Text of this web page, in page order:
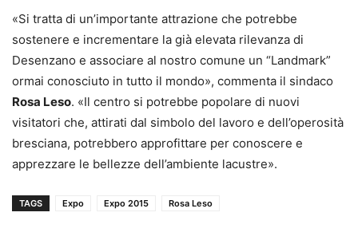
«Si tratta di un’importante attrazione che potrebbe
sostenere e incrementare la già elevata rilevanza di
Desenzano e associare al nostro comune un “Landmark”
ormai conosciuto in tutto il mondo», commenta il sindaco
Rosa Leso. «Il centro si potrebbe popolare di nuovi
visitatori che, attirati dal simbolo del lavoro e dell’operosità
bresciana, potrebbero approfittare per conoscere e
apprezzare le bellezze dell’ambiente lacustre».
TAGS Expo Expo 2015 Rosa Leso